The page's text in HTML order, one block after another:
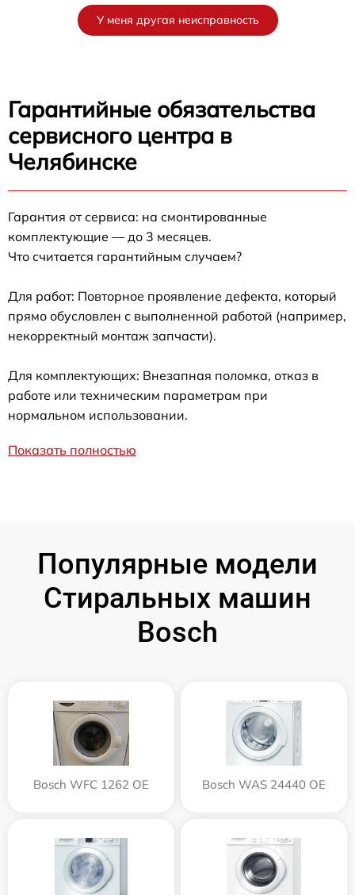
У меня другая неисправность
Гарантийные обязательства
сервисного центра в
Челябинске
Гарантия от сервиса: на смонтированные
комплектующие — до 3 месяцев.
Что считается гарантийным случаем?
Для работ: Повторное проявление дефекта, который
прямо обусловлен с выполненной работой (например,
некорректный монтаж запчасти).
Для комплектующих: Внезапная поломка, отказ в
работе или техническим параметрам при
нормальном использовании.
Показать полностью
Популярные модели
Стиральных машин
Bosch
Bosch WFC 1262 OE Bosch WAS 24440 OE